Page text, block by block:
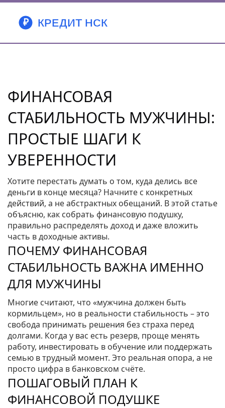
ФИНАНСОВАЯ
СТАБИЛЬНОСТЬ МУЖЧИНЫ:
ПРОСТЫЕ ШАГИ К
УВЕРЕННОСТИ
Хотите перестать думать о том, куда делись все
деньги в конце месяца? Начните с конкретных
действий, а не абстрактных обещаний. В этой статье
объясню, как собрать финансовую подушку,
правильно распределять доход и даже вложить
часть в доходные активы.
ПОЧЕМУ ФИНАНСОВАЯ
СТАБИЛЬНОСТЬ ВАЖНА ИМЕННО
ДЛЯ МУЖЧИНЫ
Многие считают, что «мужчина должен быть
кормильцем», но в реальности стабильность – это
свобода принимать решения без страха перед
долгами. Когда у вас есть резерв, проще менять
работу, инвестировать в обучение или поддержать
семью в трудный момент. Это реальная опора, а не
просто цифра в банковском счёте.
ПОШАГОВЫЙ ПЛАН К
ФИНАНСОВОЙ ПОДУШКЕ